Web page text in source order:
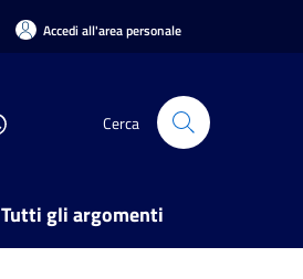
Accedi all'area personale
Cerca
Tutti gli argomenti